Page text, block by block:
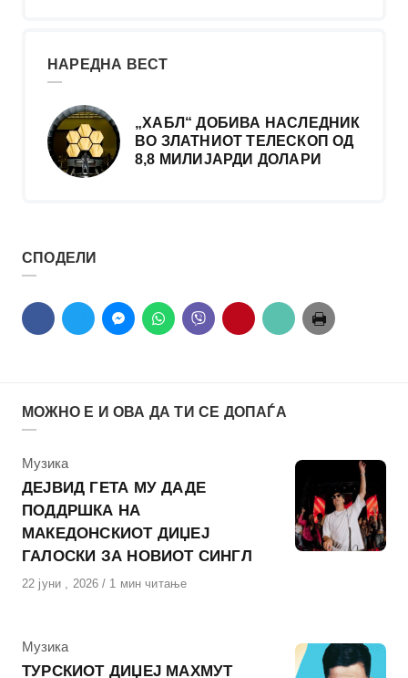
НАРЕДНА ВЕСТ
„ХАБЛ“ ДОБИВА НАСЛЕДНИК
ВО ЗЛАТНИОТ ТЕЛЕСКОП ОД
8,8 МИЛИЈАРДИ ДОЛАРИ
СПОДЕЛИ
МОЖНО Е И ОВА ДА ТИ СЕ ДОПАЃА
КАтегорија
Музика
ДЕЈВИД ГЕТА МУ ДАДЕ
ПОДДРШКА НА
МАКЕДОНСКИОТ ДИЏЕЈ
ГАЛОСКИ ЗА НОВИОТ СИНГЛ
Објавено
22 јуни , 2026 1 мин читање
КАтегорија
Музика
ТУРСКИОТ ДИЏЕЈ МАХМУТ